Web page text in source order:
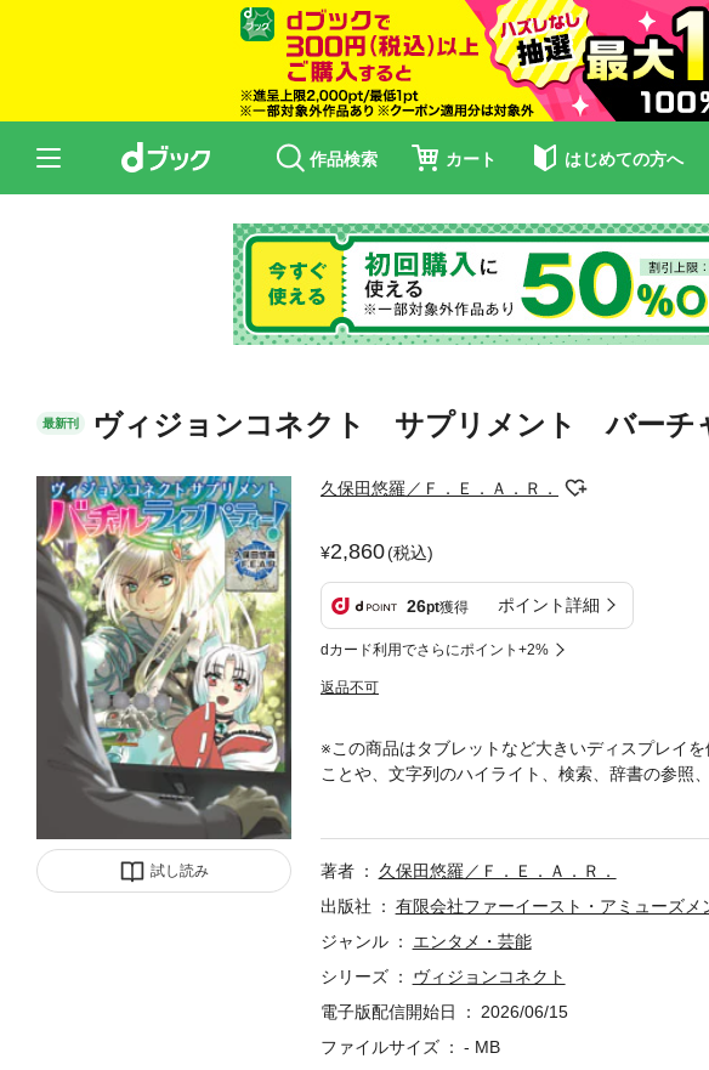
作品検索 カート はじめての方へ
最新刊 ヴィジョンコネクト サプリメント バーチ
試し読み
久保田悠羅／Ｆ．Ｅ．Ａ．Ｒ．
2,860(税込)
26pt獲得 ポイント詳細
dカード利用でさらにポイント+2%
返品不可
※この商品はタブレットなど大きいディスプレイ
ことや、文字列のハイライト、検索、辞書の参照
ティー！』では『ヴィジョンコネクト』でＭＭ
ィン」、型を切り替えながら戦う攻撃役の「サム
呪符を作成した戦う攻撃役の「エンチャンター」
い。https://www.fear.co.jp/visionconnect/
著者
久保田悠羅／Ｆ．Ｅ．Ａ．Ｒ．
出版社
有限会社ファーイースト・アミューズメ
ジャンル
エンタメ・芸能
シリーズ
ヴィジョンコネクト
電子版配信開始日
2026/06/15
ファイルサイズ
- MB